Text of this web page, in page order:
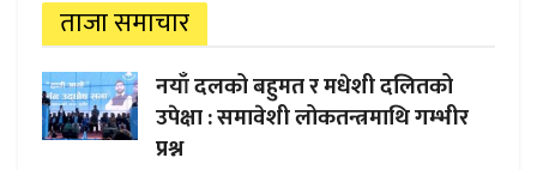
ताजा समाचार
नयाँ दलको बहुमत र मधेशी दलितको
उपेक्षा : समावेशी लोकतन्त्रमाथि गम्भीर
प्रश्न